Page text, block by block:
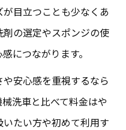
目立つことも少なくあ
の選定やスポンジの使
につながります。
安心感を重視するなら
洗車と比べて料金はや
たい方や初めて利用す